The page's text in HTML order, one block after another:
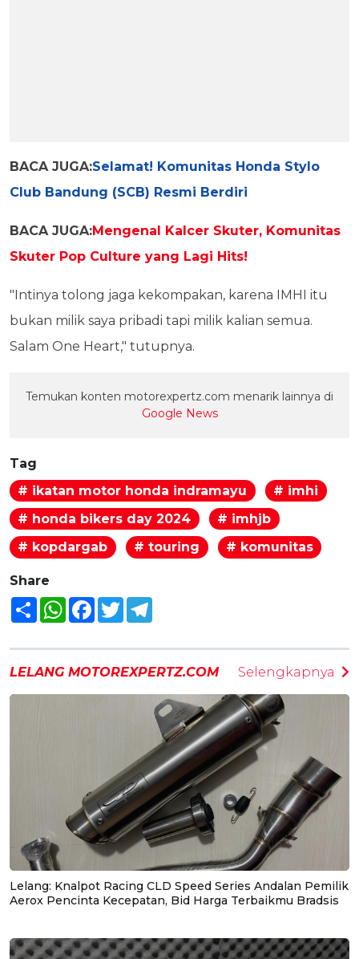
BACA JUGA:Selamat! Komunitas Honda Stylo
Club Bandung (SCB) Resmi Berdiri
BACA JUGA:Mengenal Kalcer Skuter, Komunitas
Skuter Pop Culture yang Lagi Hits!
"Intinya tolong jaga kekompakan, karena IMHI itu
bukan milik saya pribadi tapi milik kalian semua.
Salam One Heart," tutupnya.
Temukan konten motorexpertz.com menarik lainnya di
Google News
Tag
# ikatan motor honda indramayu
# imhi
# honda bikers day 2024
# imhjb
# kopdargab
# touring # komunitas
Share
Share WhatsAppFacebook
Twitter
LELANG MOTOREXPERTZ.COM Selengkapnya
Lelang: Knalpot Racing CLD Speed Series Andalan Pemilik
Aerox Pencinta Kecepatan, Bid Harga Terbaikmu Bradsis